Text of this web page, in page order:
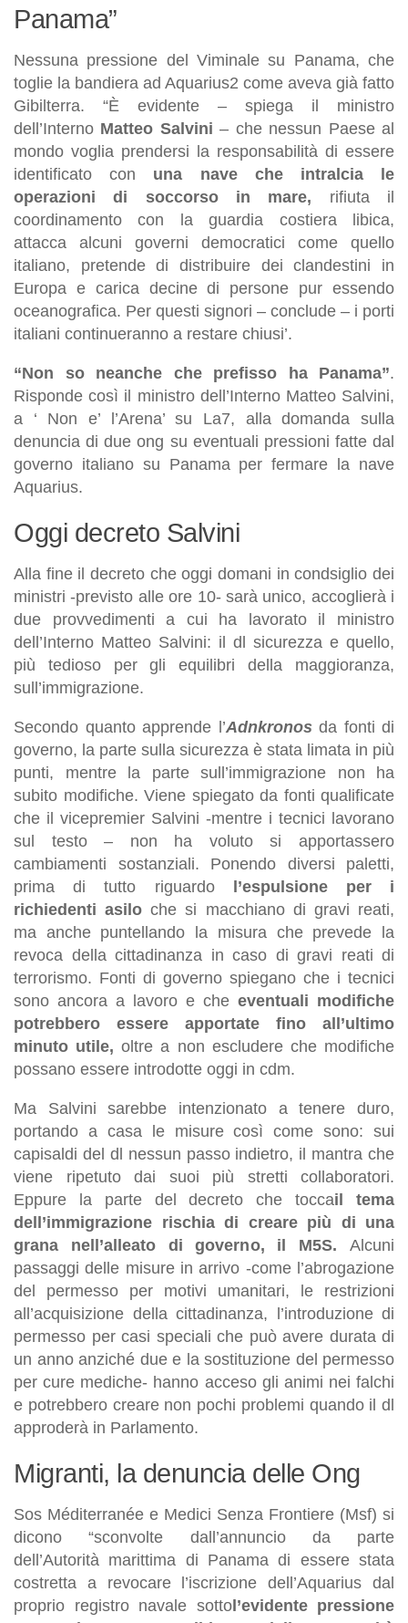
Panama”
Nessuna pressione del Viminale su Panama, che
toglie la bandiera ad Aquarius2 come aveva già fatto
Gibilterra. “È evidente – spiega il ministro
dell’Interno Matteo Salvini – che nessun Paese al
mondo voglia prendersi la responsabilità di essere
identificato con una nave che intralcia le
operazioni di soccorso in mare, rifiuta il
coordinamento con la guardia costiera libica,
attacca alcuni governi democratici come quello
italiano, pretende di distribuire dei clandestini in
Europa e carica decine di persone pur essendo
oceanografica. Per questi signori – conclude – i porti
italiani continueranno a restare chiusi’.
“Non so neanche che prefisso ha Panama”.
Risponde così il ministro dell’Interno Matteo Salvini,
a ‘ Non e’ l’Arena’ su La7, alla domanda sulla
denuncia di due ong su eventuali pressioni fatte dal
governo italiano su Panama per fermare la nave
Aquarius.
Oggi decreto Salvini
Alla fine il decreto che oggi domani in condsiglio dei
ministri -previsto alle ore 10- sarà unico, accoglierà i
due provvedimenti a cui ha lavorato il ministro
dell’Interno Matteo Salvini: il dl sicurezza e quello,
più tedioso per gli equilibri della maggioranza,
sull’immigrazione.
Secondo quanto apprende l’Adnkronosda fonti di
governo, la parte sulla sicurezza è stata limata in più
punti, mentre la parte sull’immigrazione non ha
subito modifiche. Viene spiegato da fonti qualificate
che il vicepremier Salvini -mentre i tecnici lavorano
sul testo – non ha voluto si apportassero
cambiamenti sostanziali. Ponendo diversi paletti,
prima di tutto riguardo l’espulsione per i
richiedenti asilo che si macchiano di gravi reati,
ma anche puntellando la misura che prevede la
revoca della cittadinanza in caso di gravi reati di
terrorismo. Fonti di governo spiegano che i tecnici
sono ancora a lavoro e che eventuali modifiche
potrebbero essere apportate fino all’ultimo
minuto utile, oltre a non escludere che modifiche
possano essere introdotte oggi in cdm.
Ma Salvini sarebbe intenzionato a tenere duro,
portando a casa le misure così come sono: sui
capisaldi del dl nessun passo indietro, il mantra che
viene ripetuto dai suoi più stretti collaboratori.
Eppure la parte del decreto che toccail tema
dell’immigrazione rischia di creare più di una
grana nell’alleato di governo, il M5S. Alcuni
passaggi delle misure in arrivo -come l’abrogazione
del permesso per motivi umanitari, le restrizioni
all’acquisizione della cittadinanza, l’introduzione di
permesso per casi speciali che può avere durata di
un anno anziché due e la sostituzione del permesso
per cure mediche- hanno acceso gli animi nei falchi
e potrebbero creare non pochi problemi quando il dl
approderà in Parlamento.
Migranti, la denuncia delle Ong
Sos Méditerranée e Medici Senza Frontiere (Msf) si
dicono “sconvolte dall’annuncio da parte
dell’Autorità marittima di Panama di essere stata
costretta a revocare l’iscrizione dell’Aquarius dal
proprio registro navale sottol’evidente pressione